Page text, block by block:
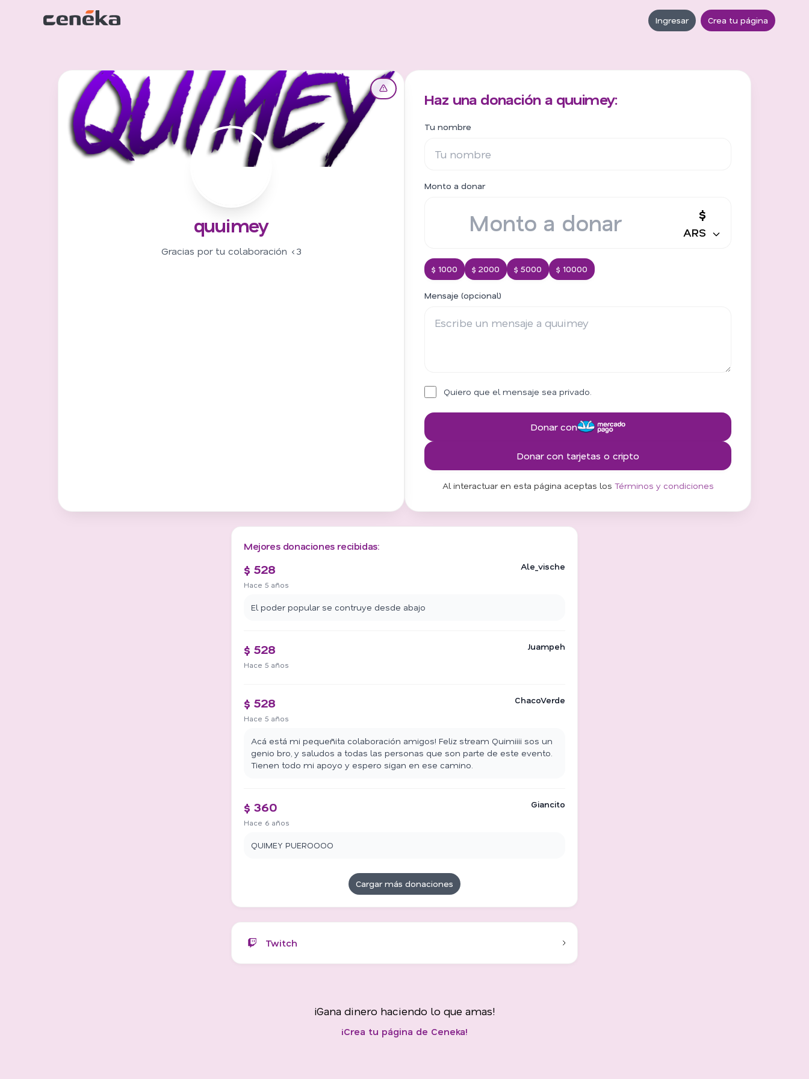
Ingresar Crea tu página
quuimey
Gracias por tu colaboración <3
Haz una donación a quuimey:
Tu nombre
Monto a donar
$
ARS
$ 1000 $ 2000 $ 5000 $ 10000
Mensaje (opcional)
Quiero que el mensaje sea privado.
Donar con
Donar con tarjetas o cripto
Al interactuar en esta página aceptas los Términos y condiciones
Mejores donaciones recibidas:
$ 528
Hace 5 años
Ale_vische
El poder popular se contruye desde abajo
$ 528
Hace 5 años
Juampeh
$ 528
Hace 5 años
ChacoVerde
Acá está mi pequeñita colaboración amigos! Feliz stream Quimiiii sos un
genio bro, y saludos a todas las personas que son parte de este evento.
Tienen todo mi apoyo y espero sigan en ese camino.
$ 360
Hace 6 años
Giancito
QUIMEY PUEROOOO
Cargar más donaciones
Twitch
¡Gana dinero haciendo lo que amas!
¡Crea tu página de Ceneka!